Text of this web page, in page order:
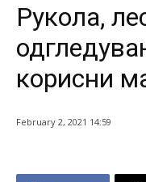
Рукола,
корисни
February 2, 2021 14:59